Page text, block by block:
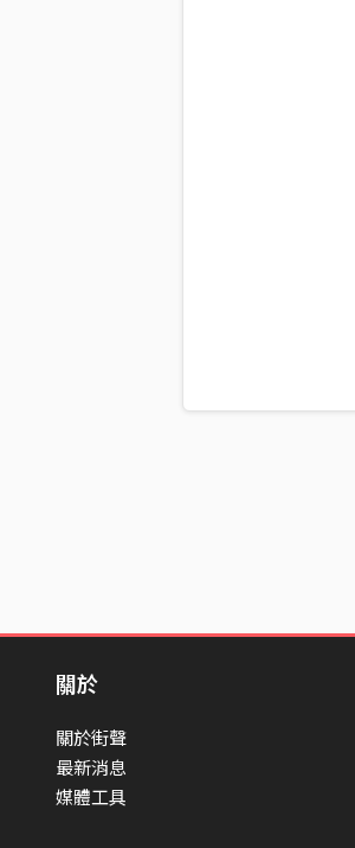
關於
關於街聲
最新消息
媒體工具